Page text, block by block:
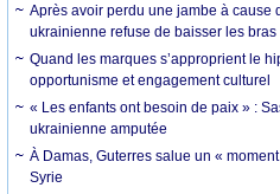
Après avoir perdu une jambe à cause
ukrainienne refuse de baisser les bras
Quand les marques s’approprient le
opportunisme et engagement culturel
« Les enfants ont besoin de paix » :
ukrainienne amputée
À Damas, Guterres salue un «
Syrie